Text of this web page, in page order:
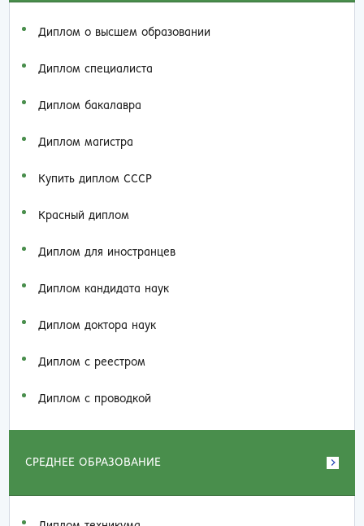
Диплом о высшем образовании
Диплом специалиста
Диплом бакалавра
Диплом магистра
Купить диплом СССР
Красный диплом
Диплом для иностранцев
Диплом кандидата наук
Диплом доктора наук
Диплом с реестром
Диплом с проводкой
СРЕДНЕЕ ОБРАЗОВАНИЕ